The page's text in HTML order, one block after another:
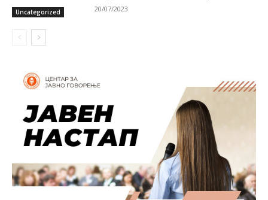
Uncategorized 20/07/2023